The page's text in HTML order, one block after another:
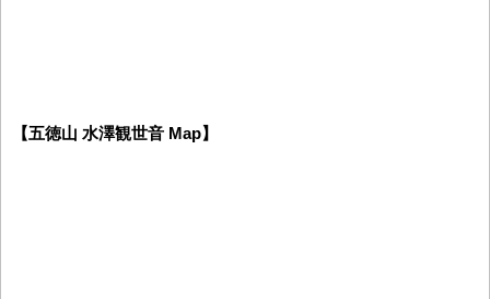
【五徳山 水澤観世音 Map】